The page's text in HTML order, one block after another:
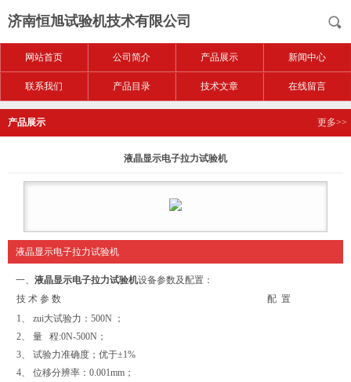
济南恒旭试验机技术有限公司
网站首页 公司简介 产品展示 新闻中心
联系我们 产品目录 技术文章 在线留言
产品展示 更多>>
液晶显示电子拉力试验机
液晶显示电子拉力试验机
一、 液晶显示电子拉力试验机设备参数及配置：
技 术 参 数
配 置
1、 zui大试验力：500N ；
2、 量 程:0N-500N；
3、 试验力准确度；优于±1%
4、 位移分辨率：0.001mm；